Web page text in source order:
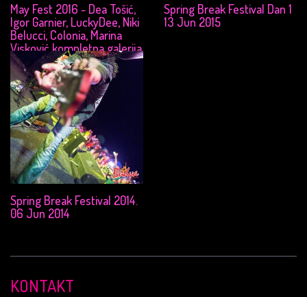
May Fest 2016 - Dea Tošić,
Igor Garnier, LuckyDee, Niki
Belucci, Colonia, Marina
Visković kompletna galerija
21 May 2016
Spring Break Festival Dan 1
13 Jun 2015
Spring Break Festival 2014.
06 Jun 2014
KONTAKT